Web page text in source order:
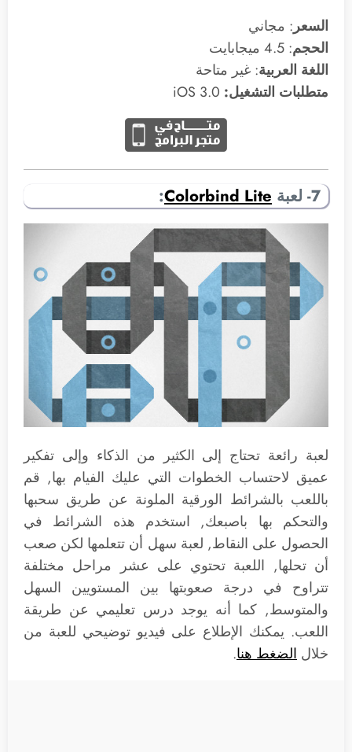
السعر: مجاني
الحجم: 4.5 ميجابايت
اللغة العربية: غير متاحة
متطلبات التشغيل:
7- لعبة Colorbind Lite
:
لعبة رائعة تحتاج إلى الكثير من الذكاء وإلى تفكير
عميق لاحتساب الخطوات التي عليك الفيام بها, قم
باللعب بالشرائط الورقية الملونة عن طريق سحبها
والتحكم بها باصبعك, استخدم هذه الشرائط في
الحصول على النقاط, لعبة سهل أن تتعلمها لكن صعب
أن تحلها, اللعبة تحتوي على عشر مراحل مختلفة
تتراوح في درجة صعوبتها بين المستويين السهل
والمتوسط, كما أنه يوجد درس تعليمي عن طريقة
اللعب. يمكنك الإطلاع على فيديو توضيحي للعبة من
خلال الضغط هنا.